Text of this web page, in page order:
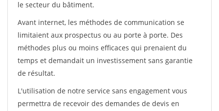
le secteur du bâtiment.
Avant internet, les méthodes de communication se
limitaient aux prospectus ou au porte à porte. Des
méthodes plus ou moins efficaces qui prenaient du
temps et demandait un investissement sans garantie
de résultat.
L'utilisation de notre service sans engagement vous
permettra de recevoir des demandes de devis en